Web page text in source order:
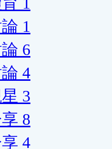
1
6
4
3
8
4